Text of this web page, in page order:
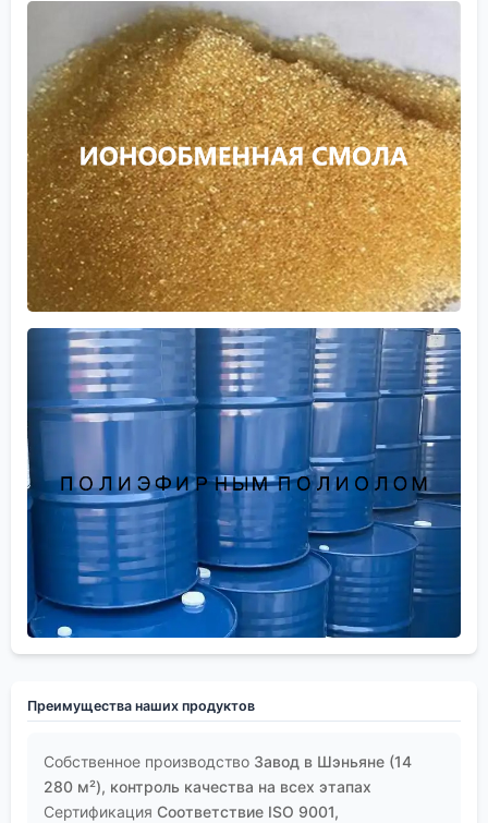
Преимущества наших продуктов
Собственное производство Завод в Шэньяне (14
280 м²), контроль качества на всех этапах
Сертификация Соответствие ISO 9001,